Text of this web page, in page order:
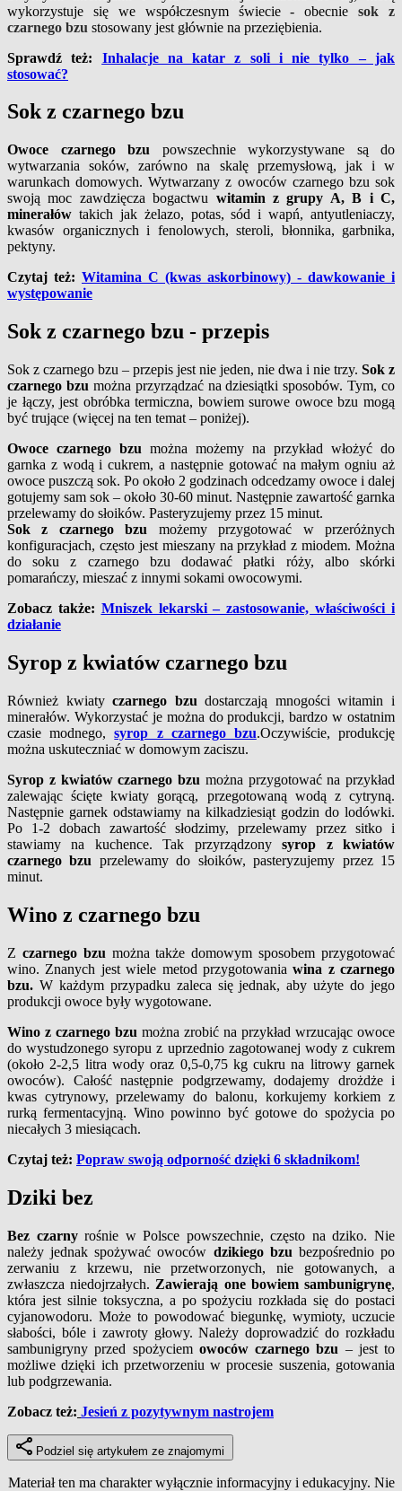
wykorzystuje się we współczesnym świecie - obecniesok z
czarnego bzu stosowany jest głównie na przeziębienia.
Sprawdź też: Inhalacje na katar z soli i nie tylko – jak
stosować?
Sok z czarnego bzu
Owoce czarnego bzu powszechnie wykorzystywane są do
wytwarzania soków, zarówno na skalę przemysłową, jak i w
warunkach domowych. Wytwarzany z owoców czarnego bzu sok
swoją moc zawdzięcza bogactwu witamin z grupy A, B i C,
minerałów takich jak żelazo, potas, sód i wapń, antyutleniaczy,
kwasów organicznych i fenolowych, steroli, błonnika, garbnika,
pektyny.
Czytaj też: Witamina C (kwas askorbinowy) - dawkowanie i
występowanie
Sok z czarnego bzu - przepis
Sok z czarnego bzu – przepis jest nie jeden, nie dwa i nie trzy. Sok z
czarnego bzu można przyrządzać na dziesiątki sposobów. Tym, co
je łączy, jest obróbka termiczna, bowiem surowe owoce bzu mogą
być trujące (więcej na ten temat – poniżej).
Owoce czarnego bzu można możemy na przykład włożyć do
garnka z wodą i cukrem, a następnie gotować na małym ogniu aż
owoce puszczą sok. Po około 2 godzinach odcedzamy owoce i dalej
gotujemy sam sok – około 30-60 minut. Następnie zawartość garnka
przelewamy do słoików. Pasteryzujemy przez 15 minut.
Sok z czarnego bzu możemy przygotować w przeróżnych
konfiguracjach, często jest mieszany na przykład z miodem. Można
do soku z czarnego bzu dodawać płatki róży, albo skórki
pomarańczy, mieszać z innymi sokami owocowymi.
Zobacz także: Mniszek lekarski – zastosowanie, właściwości i
działanie
Syrop z kwiatów czarnego bzu
Również kwiatyczarnego bzudostarczają mnogości witamin i
minerałów. Wykorzystać je można do produkcji, bardzo w ostatnim
czasie modnego,syrop z czarnego bzu.Oczywiście, produkcję
można uskuteczniać w domowym zaciszu.
Syrop z kwiatów czarnego bzu można przygotować na przykład
zalewając ścięte kwiaty gorącą, przegotowaną wodą z cytryną.
Następnie garnek odstawiamy na kilkadziesiąt godzin do lodówki.
Po 1-2 dobach zawartość słodzimy, przelewamy przez sitko i
stawiamy na kuchence. Tak przyrządzonysyrop z kwiatów
czarnego bzu przelewamy do słoików, pasteryzujemy przez 15
minut.
Wino z czarnego bzu
Z czarnego bzu można także domowym sposobem przygotować
wino. Znanych jest wiele metod przygotowaniawina z czarnego
bzu. W każdym przypadku zaleca się jednak, aby użyte do jego
produkcji owoce były wygotowane.
Wino z czarnego bzu można zrobić na przykład wrzucając owoce
do wystudzonego syropu z uprzednio zagotowanej wody z cukrem
(około 2-2,5 litra wody oraz 0,5-0,75 kg cukru na litrowy garnek
owoców). Całość następnie podgrzewamy, dodajemy drożdże i
kwas cytrynowy, przelewamy do balonu, korkujemy korkiem z
rurką fermentacyjną. Wino powinno być gotowe do spożycia po
niecałych 3 miesiącach.
Czytaj też: Popraw swoją odporność dzięki 6 składnikom!
Dziki bez
Bez czarnyrośnie w Polsce powszechnie, często na dziko. Nie
należy jednak spożywać owoców dzikiego bzu bezpośrednio po
zerwaniu z krzewu, nie przetworzonych, nie gotowanych, a
zwłaszcza niedojrzałych. Zawierają one bowiem sambunigrynę,
która jest silnie toksyczna, a po spożyciu rozkłada się do postaci
cyjanowodoru. Może to powodować biegunkę, wymioty, uczucie
słabości, bóle i zawroty głowy. Należy doprowadzić do rozkładu
sambunigryny przed spożyciem owoców czarnego bzu – jest to
możliwe dzięki ich przetworzeniu w procesie suszenia, gotowania
lub podgrzewania.
Zobacz też: Jesień z pozytywnym nastrojem
Podziel się artykułem ze znajomymi
Materiał ten ma charakter wyłącznie informacyjny i edukacyjny. Nie